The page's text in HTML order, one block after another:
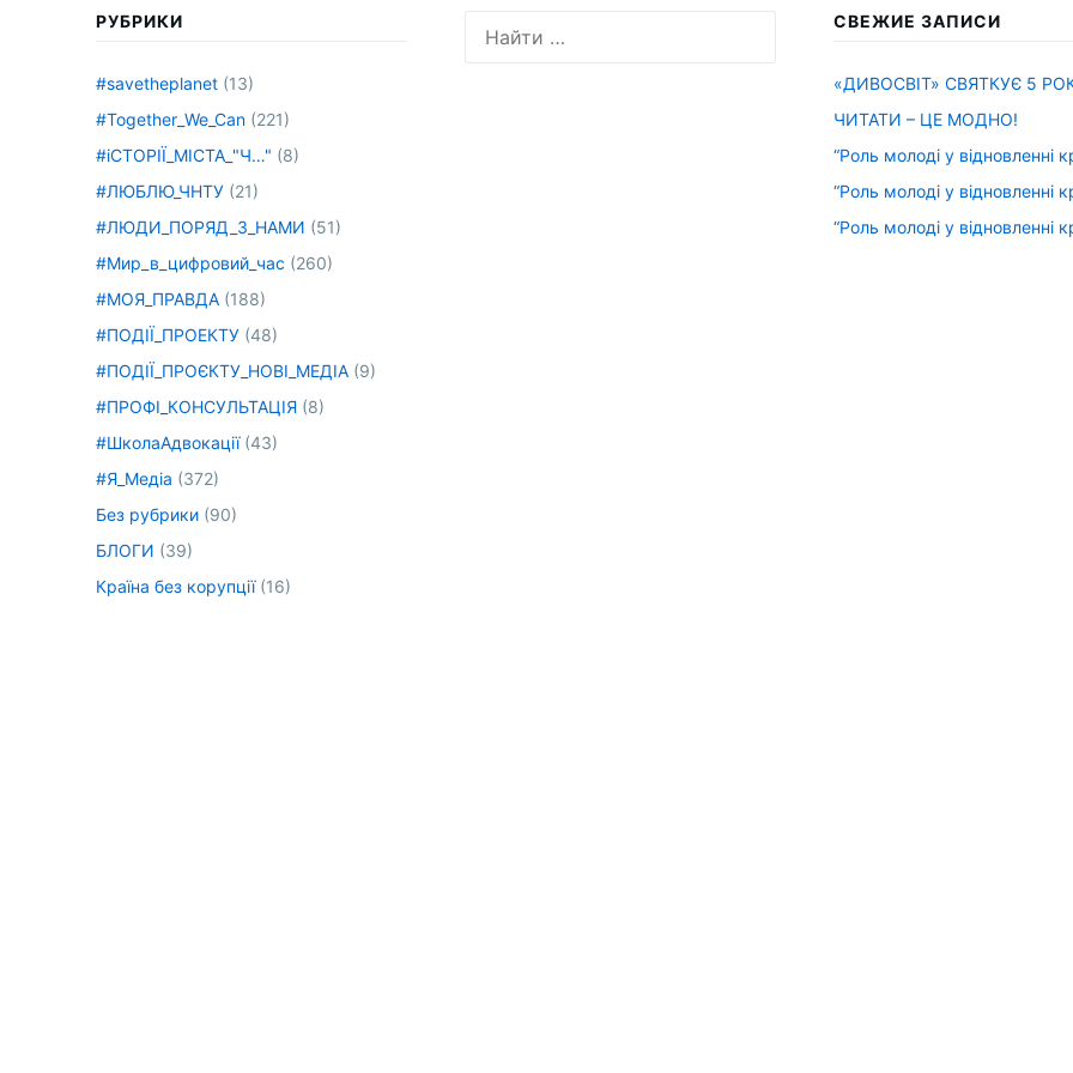
РУБРИКИ
#savetheplanet (13)
#Together_We_Can (221)
#іСТОРІЇ_МІСТА_"Ч…" (8)
#ЛЮБЛЮ_ЧНТУ (21)
#ЛЮДИ_ПОРЯД_З_НАМИ (51)
#Мир_в_цифровий_час (260)
#МОЯ_ПРАВДА (188)
#ПОДІЇ_ПРОЕКТУ (48)
#ПОДІЇ_ПРОЄКТУ_НОВІ_МЕДІА (9)
#ПРОФІ_КОНСУЛЬТАЦІЯ (8)
#ШколаАдвокації(43)
#Я_Медіа (372)
Без рубрики (90)
БЛОГИ (39)
Країна без корупції(16)
СВЕЖИЕ ЗАПИСИ
«ДИВОСВІТ» СВЯТКУЄ 5
ЧИТАТИ – ЦЕ МОДНО!
“Роль молоді у відновленні
“Роль молоді у відновленні
“Роль молоді у відновленні